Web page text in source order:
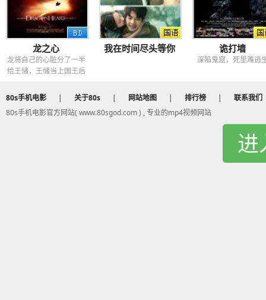
龙之心
龙将自己的心脏分了一半
给王储，王储当上国王后
暴
我在时间尽头等你 诡打墙
深陷鬼窟，死里难逃
80s手机电影 | 关于80s | 网站地图 | 排行榜 |
联系我们
80s手机电影官方网站( www.80sgod.com ) , 专业的mp4视频网站
进